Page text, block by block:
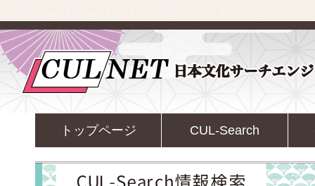
トップページ CUL-Search